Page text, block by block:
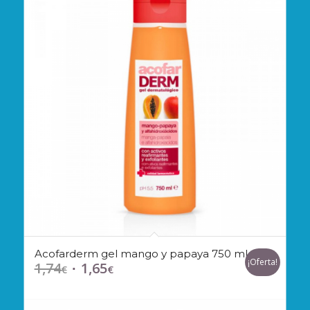
Acofarderm gel mango y papaya 750 ml
1,74€ El 1,65€El
¡Oferta!